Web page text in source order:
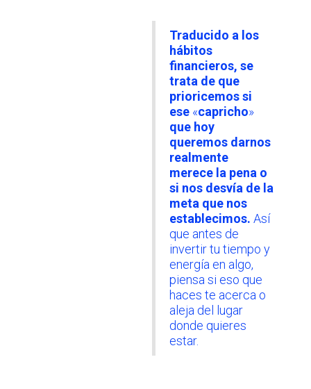
Traducido a los
hábitos
financieros, se
trata de que
prioricemos si
ese«capricho»
que hoy
queremos darnos
realmente
merece la pena o
si nos desvía de la
meta que nos
establecimos. Así
que antes de
invertir tu tiempo y
energía en algo,
piensa si eso que
haces te acerca o
aleja del lugar
donde quieres
estar.